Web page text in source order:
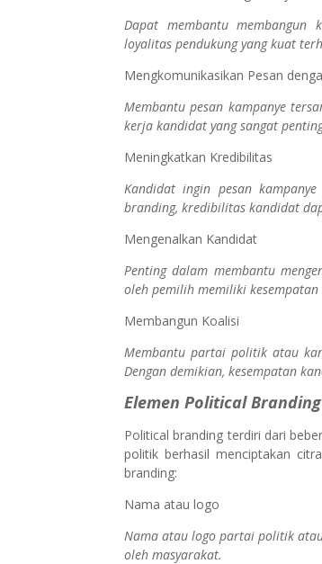
Dapat membantu membangun
loyalitas pendukung yang kuat
Mengkomunikasikan Pesan
Membantu pesan kampanye
kerja kandidat yang sangat
Meningkatkan Kredibilitas
Kandidat ingin pesan
branding, kredibilitas kandidat
Mengenalkan Kandidat
Penting dalam membantu
oleh pemilih memiliki
Membangun Koalisi
Membantu partai politik atau
Dengan demikian, kesempatan
Elemen Political Branding
Political branding terdiri dari
politik berhasil menciptakan
branding:
Nama atau logo
Nama atau logo partai politik
oleh masyarakat.